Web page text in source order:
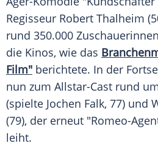
Regisseur Robert Thalheim
rund 350.000
die Kinos, wie das
Film" berichtete. In der
nun zum Allstar-Cast rund
(spielte Jochen Falk, 77) und
(79), der erneut "Romeo-
leiht.